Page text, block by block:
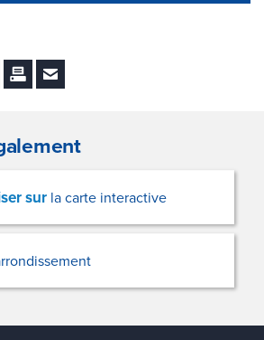
aux favoris
ImprimerEnvoyer Ã un ami
sur la carte interactive